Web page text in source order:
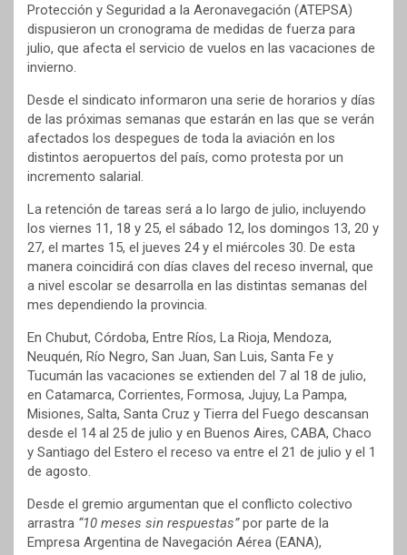
Protección y Seguridad a la Aeronavegación (ATEPSA)
dispusieron un cronograma de medidas de fuerza para
julio, que afecta el servicio de vuelos en las vacaciones de
invierno.
Desde el sindicato informaron una serie de horarios y días
de las próximas semanas que estarán en las que se verán
afectados los despegues de toda la aviación en los
distintos aeropuertos del país, como protesta por un
incremento salarial.
La retención de tareas será a lo largo de julio, incluyendo
los viernes 11, 18 y 25, el sábado 12, los domingos 13, 20 y
27, el martes 15, el jueves 24 y el miércoles 30. De esta
manera coincidirá con días claves del receso invernal, que
a nivel escolar se desarrolla en las distintas semanas del
mes dependiendo la provincia.
En Chubut, Córdoba, Entre Ríos, La Rioja, Mendoza,
Neuquén, Río Negro, San Juan, San Luis, Santa Fe y
Tucumán las vacaciones se extienden del 7 al 18 de julio,
en Catamarca, Corrientes, Formosa, Jujuy, La Pampa,
Misiones, Salta, Santa Cruz y Tierra del Fuego descansan
desde el 14 al 25 de julio y en Buenos Aires, CABA, Chaco
y Santiago del Estero el receso va entre el 21 de julio y el 1
de agosto.
Desde el gremio argumentan que el conflicto colectivo
arrastra “10 meses sin respuestas”por parte de la
Empresa Argentina de Navegación Aérea (EANA),